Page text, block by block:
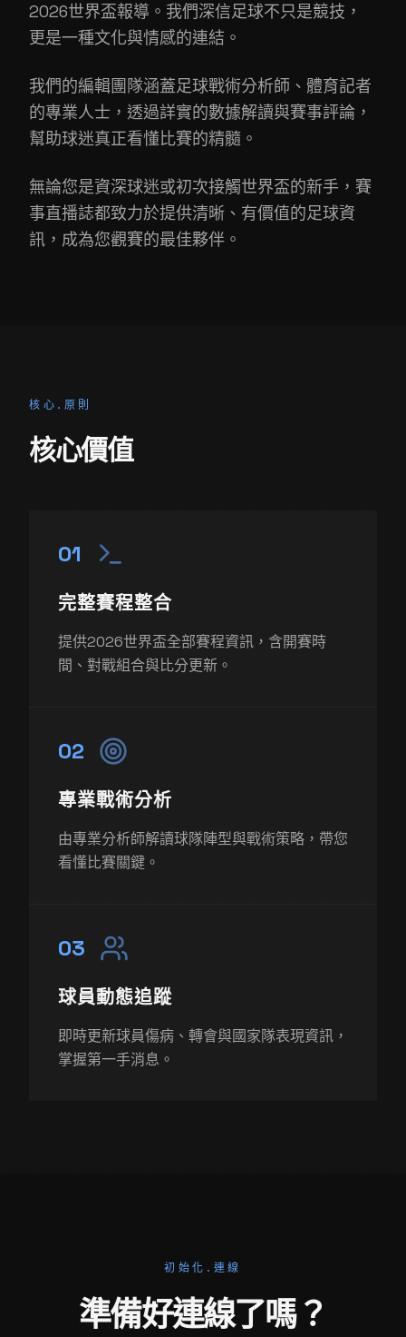
2026世界盃報導。我們深信足球不只是競技，
更是一種文化與情感的連結。
我們的編輯團隊涵蓋足球戰術分析師、體育記者
的專業人士，透過詳實的數據解讀與賽事評論，
幫助球迷真正看懂比賽的精髓。
無論您是資深球迷或初次接觸世界盃的新手，賽
事直播誌都致力於提供清晰、有價值的足球資
訊，成為您觀賽的最佳夥伴。
核心.原則
核心價值
01
完整賽程整合
提供2026世界盃全部賽程資訊，含開賽時
間、對戰組合與比分更新。
02
專業戰術分析
由專業分析師解讀球隊陣型與戰術策略，帶您
看懂比賽關鍵。
03
球員動態追蹤
即時更新球員傷病、轉會與國家隊表現資訊，
掌握第一手消息。
初始化.連線
準備好連線了嗎？